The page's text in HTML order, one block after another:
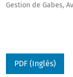
Gestion de Gabes,
PDF (Inglés)